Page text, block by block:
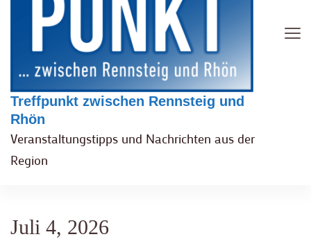
Treffpunkt zwischen Rennsteig und
Rhön
Veranstaltungstipps und Nachrichten aus der
Region
Juli 4, 2026